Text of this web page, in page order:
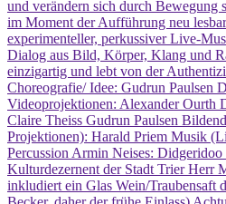
und verändern sich durch Bewegung
im Moment der Aufführung neu
experimenteller, perkussiver Live-
Dialog aus Bild, Körper, Klang und
einzigartig und lebt von der
Choreografie/ Idee: Gudrun Paulsen
Videoprojektionen: Alexander Ourth
Claire Theiss Gudrun Paulsen
Projektionen): Harald Priem Musik
Percussion Armin Neises:
Kulturdezernent der Stadt Trier Herr
inkludiert ein Glas Wein/Traubensaft